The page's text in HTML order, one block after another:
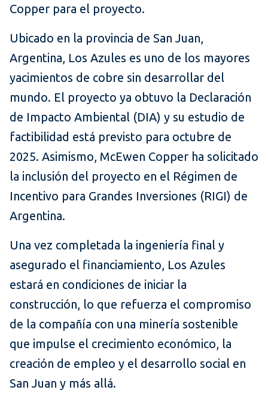
Copper para el proyecto.
Ubicado en la provincia de San Juan,
Argentina, Los Azules es uno de los mayores
yacimientos de cobre sin desarrollar del
mundo. El proyecto ya obtuvo la Declaración
de Impacto Ambiental (DIA) y su estudio de
factibilidad está previsto para octubre de
2025. Asimismo, McEwen Copper ha solicitado
la inclusión del proyecto en el Régimen de
Incentivo para Grandes Inversiones (RIGI) de
Argentina.
Una vez completada la ingeniería final y
asegurado el financiamiento, Los Azules
estará en condiciones de iniciar la
construcción, lo que refuerza el compromiso
de la compañía con una minería sostenible
que impulse el crecimiento económico, la
creación de empleo y el desarrollo social en
San Juan y más allá.